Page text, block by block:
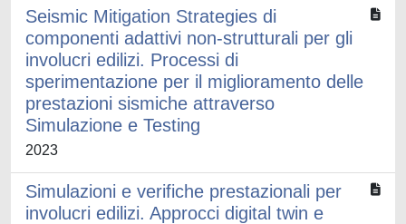
Seismic Mitigation Strategies di
componenti adattivi non-strutturali per gli
involucri edilizi. Processi di
sperimentazione per il miglioramento delle
prestazioni sismiche attraverso
Simulazione e Testing
2023
Simulazioni e verifiche prestazionali per
involucri edilizi. Approcci digital twin e